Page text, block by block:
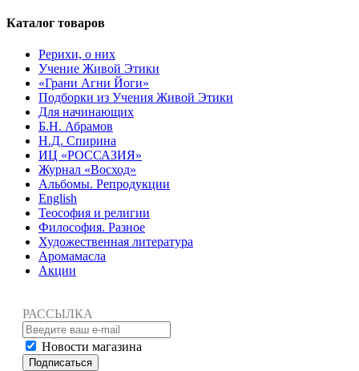
Каталог товаров
Рерихи, о них
Учение Живой Этики
«Грани Агни Йоги»
Подборки из Учения Живой Этики
Для начинающих
Б.Н. Абрамов
Н.Д. Спирина
ИЦ «РОССАЗИЯ»
Журнал «Восход»
Альбомы. Репродукции
English
Теософия и религии
Философия. Разное
Художественная литература
Аромамасла
Акции
РАССЫЛКА
Новости магазина
Подписаться